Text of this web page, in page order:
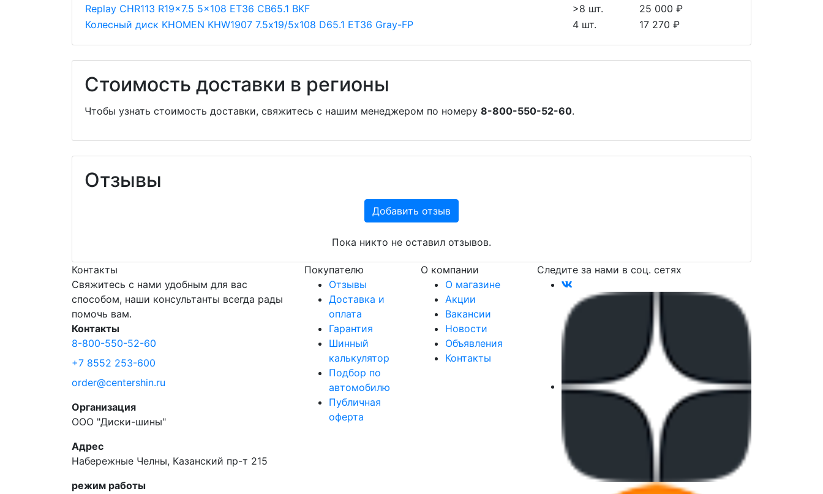
Replay CHR113 R19x7.5 5x108 ET36 CB65.1 BKF
>8 шт.
25 000 ₽
Колесный диск KHOMEN KHW1907 7.5х19/5х108 D65.1 ET36 Gray-FP
4 шт. 17 270 ₽
Стоимость доставки в регионы
Чтобы узнать стоимость доставки, свяжитесь с нашим менеджером по номеру 8-800-550-52-60.
Отзывы
Добавить отзыв
Пока никто не оставил отзывов.
Контакты
Свяжитесь с нами удобным для вас
способом, наши консультанты всегда рады
помочь вам.
Контакты
8-800-550-52-60
+7 8552 253-600
order@centershin.ru
Организация
ООО "Диски-шины"
Адрес
Набережные Челны, Казанский пр-т 215
режим работы
Покупателю
Отзывы
Доставка и
оплата
Гарантия
Шинный
калькулятор
Подбор по
автомобилю
Публичная
оферта
О компании
О магазине
Акции
Вакансии
Новости
Объявления
Контакты
Следите за нами в соц. сетях